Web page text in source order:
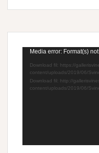
Videoafspiller
Media error: Format(s)
Download fil: https://
content/uploads/2019/06/
Download fil: http://
content/uploads/2019/06/